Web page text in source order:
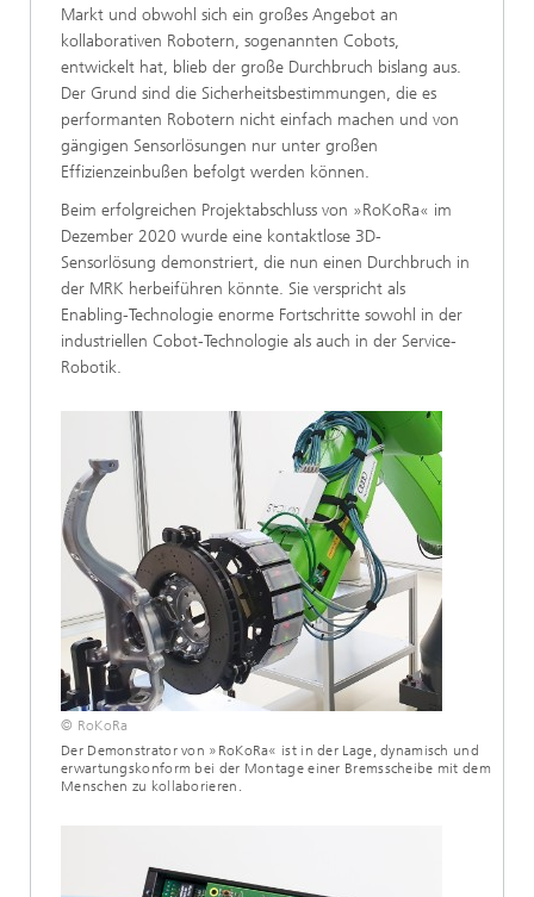
Markt und obwohl sich ein großes Angebot an
kollaborativen Robotern, sogenannten Cobots,
entwickelt hat, blieb der große Durchbruch bislang aus.
Der Grund sind die Sicherheitsbestimmungen, die es
performanten Robotern nicht einfach machen und von
gängigen Sensorlösungen nur unter großen
Effizienzeinbußen befolgt werden können.
Beim erfolgreichen Projektabschluss von »RoKoRa« im
Dezember 2020 wurde eine kontaktlose 3D-
Sensorlösung demonstriert, die nun einen Durchbruch in
der MRK herbeiführen könnte. Sie verspricht als
Enabling-Technologie enorme Fortschritte sowohl in der
industriellen Cobot-Technologie als auch in der Service-
Robotik.
© RoKoRa
Der Demonstrator von »RoKoRa« ist in der Lage, dynamisch und
erwartungskonform bei der Montage einer Bremsscheibe mit dem
Menschen zu kollaborieren.